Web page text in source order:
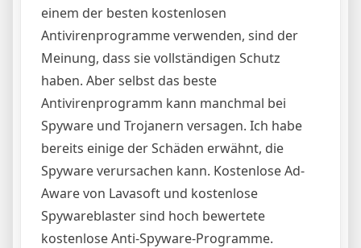
einem der besten kostenlosen
Antivirenprogramme verwenden, sind der
Meinung, dass sie vollständigen Schutz
haben. Aber selbst das beste
Antivirenprogramm kann manchmal bei
Spyware und Trojanern versagen. Ich habe
bereits einige der Schäden erwähnt, die
Spyware verursachen kann. Kostenlose Ad-
Aware von Lavasoft und kostenlose
Spywareblaster sind hoch bewertete
kostenlose Anti-Spyware-Programme.